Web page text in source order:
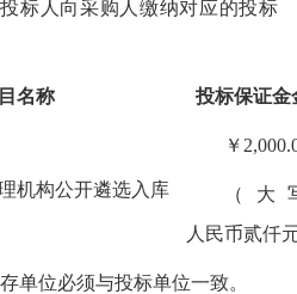
投标人 向采购人 缴纳对应的投标
名称 投标保证金
机构公开遴选入库
￥ 2
（大
人民币贰仟
单位必须与投标单位一致。